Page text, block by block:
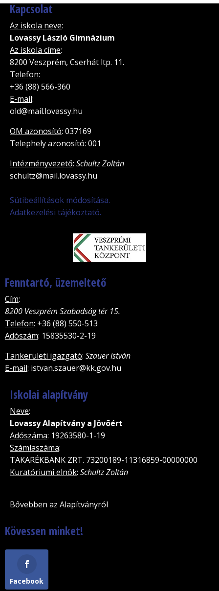
Kapcsolat
Az iskola neve:
Lovassy László Gimnázium
Az iskola címe:
8200 Veszprém, Cserhát ltp. 11.
Telefon:
+36 (88) 566-360
E-mail:
old@mail.lovassy.hu
OM azonosító: 037169
Telephely azonosító: 001
Intézményvezető: Schultz Zoltán
schultz@mail.lovassy.hu
Sütibeállítások módosítása.
Adatkezelési tájékoztató.
Fenntartó, üzemeltető
Cím:
8200 Veszprém Szabadság tér 15.
Telefon: +36 (88) 550-513
Adószám: 15835530-2-19
Tankerületi igazgató: Szauer István
E-mail: istvan.szauer@kk.gov.hu
Iskolai alapítvány
Neve:
Lovassy Alapítvány a Jövõért
Adószáma: 19263580-1-19
Számlaszáma:
TAKARÉKBANK ZRT. 73200189-11316859-00000000
Kuratóriumi elnök: Schultz Zoltán
Bővebben az Alapítványról
Kövessen minket!
Facebook